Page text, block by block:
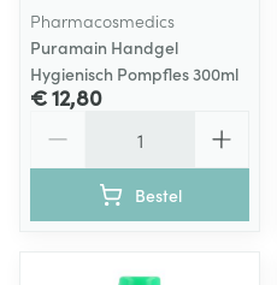
Pharmacosmedics
Puramain Handgel
Hygienisch Pompfles 300ml
€ 12,80
Bestel